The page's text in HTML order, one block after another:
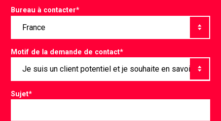
Bureau à contacter*
Motif de la demande de contact*
Sujet*